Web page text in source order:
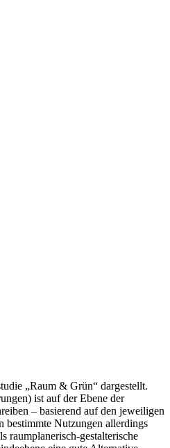
„Raum & Grün“ dargestellt.
ist auf der Ebene der
– basierend auf den jeweiligen
bestimmte Nutzungen allerdings
raumplanerisch-gestalterische